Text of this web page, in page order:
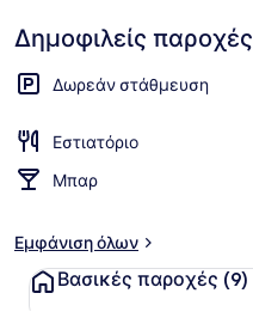
Δημοφιλείς παροχές
Δωρεάν στάθμευση
Εστιατόριο
Μπαρ
Εμφάνιση όλων
Βασικές παροχές (9)